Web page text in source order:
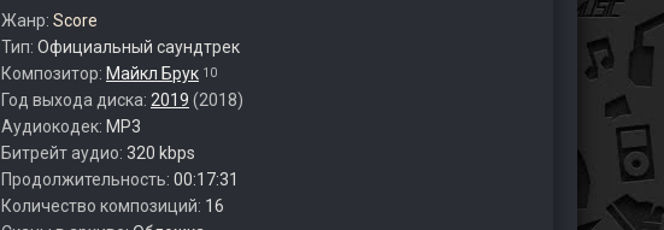
Жанр: Score
Тип: Официальный саундтрек
Композитор: Майкл Брук 10
Год выхода диска: 2019 (2018)
Аудиокодек: MP3
Битрейт аудио: 320 kbps
Продолжительность: 00:17:31
Количество композиций: 16